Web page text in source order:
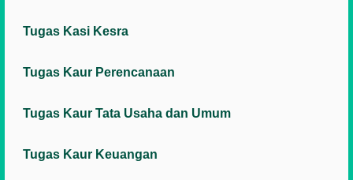
Tugas Kasi Kesra
Tugas Kaur Perencanaan
Tugas Kaur Tata Usaha dan Umum
Tugas Kaur Keuangan